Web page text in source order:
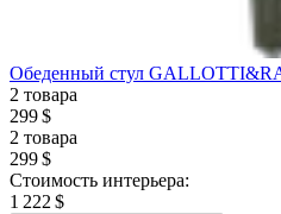
Обеденный стул
2 товара
299 $
2 товара
299 $
Стоимость интерьера:
1 222 $